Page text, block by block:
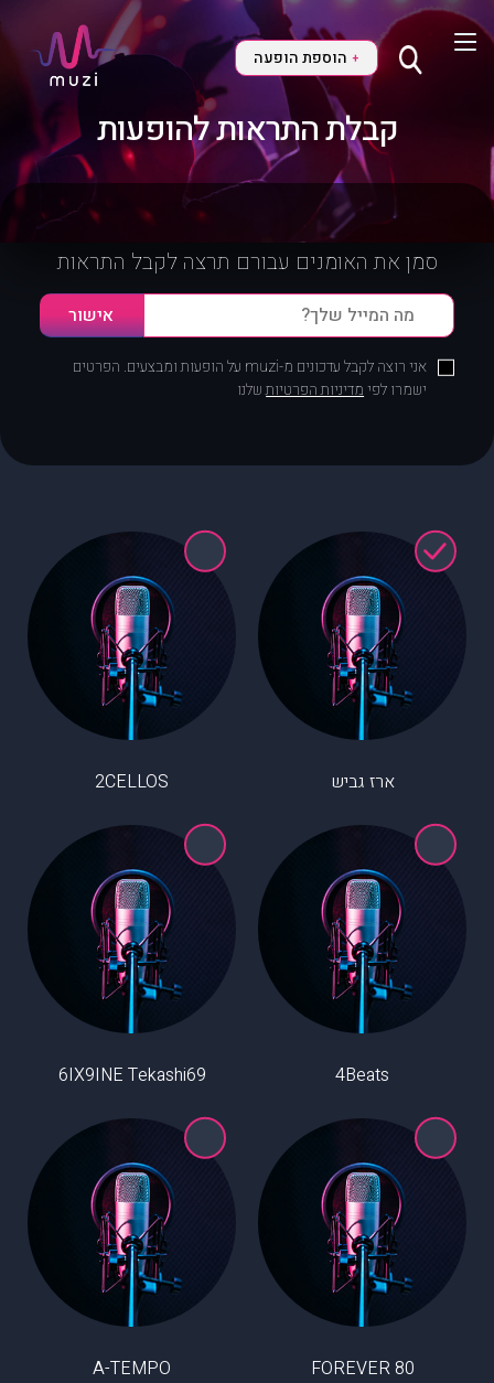
+ הוספת הופעה
קבלת התראות להופעות
סמן את האומנים עבורם תרצה לקבל התראות
אני רוצה לקבל עדכונים מ-muzi על הופעות ומבצעים. הפרטים
ישמרו לפימדיניות הפרטיותשלנו
ארז גביש 2CELLOS
4Beats
6IX9INE Tekashi69
80 FOREVER
A-TEMPO